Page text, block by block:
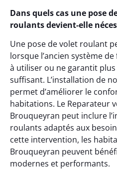
Dans quels cas une pose
roulants devient-elle
Une pose de volet roulant
lorsque l’ancien système
à utiliser ou ne garantit
suffisant. L’installation de
permet d’améliorer le
habitations. Le Reparateur
Brouqueyran peut inclure
roulants adaptés aux
cette intervention, les
Brouqueyran peuvent
modernes et performants.